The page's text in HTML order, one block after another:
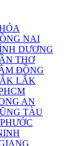
NAI
DƯƠNG
THƠ
ĐỒNG
LẮK
AN
TÀU